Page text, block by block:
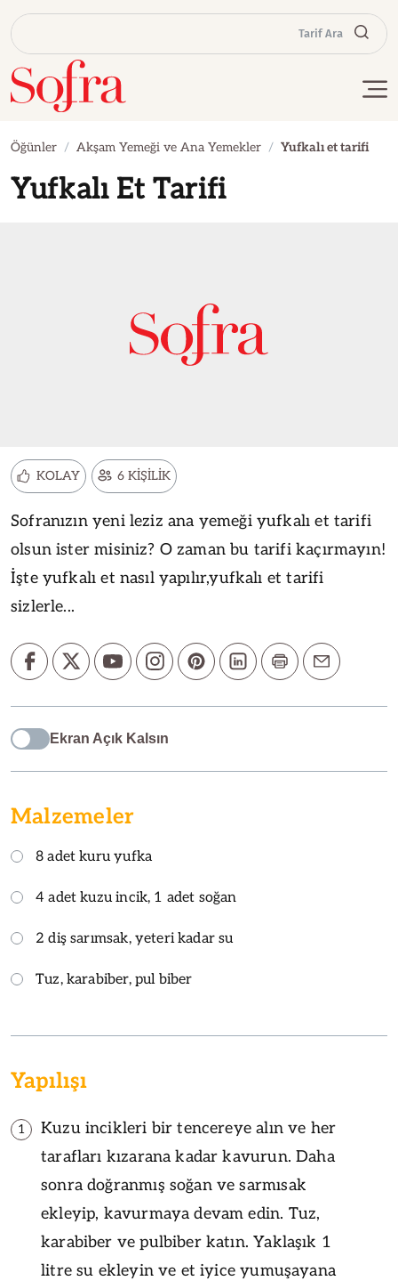
Tarif Ara
Öğünler Akşam Yemeği ve Ana Yemekler Yufkalı et tarifi
Yufkalı Et Tarifi
KOLAY 6 KİŞİLİK
Sofranızın yeni leziz ana yemeği yufkalı et tarifi
olsun ister misiniz? O zaman bu tarifi kaçırmayın!
İşte yufkalı et nasıl yapılır,yufkalı et tarifi
sizlerle...
Ekran Açık Kalsın
Malzemeler
8 adet kuru yufka
4 adet kuzu incik, 1 adet soğan
2 diş sarımsak, yeteri kadar su
Tuz, karabiber, pul biber
Yapılışı
1
Kuzu incikleri bir tencereye alın ve her
tarafları kızarana kadar kavurun. Daha
sonra doğranmış soğan ve sarmısak
ekleyip, kavurmaya devam edin. Tuz,
karabiber ve pulbiber katın. Yaklaşık 1
litre su ekleyin ve et iyice yumuşayana